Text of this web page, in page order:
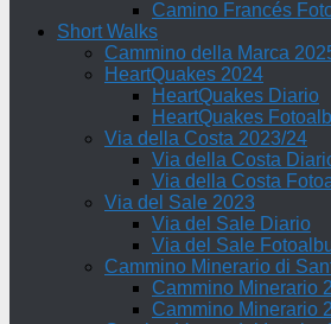
Camino Francés
Short Walks
Cammino della Marca
HeartQuakes 2024
HeartQuakes Diario
HeartQuakes
Via della Costa 2023/24
Via della Costa
Via della Costa
Via del Sale 2023
Via del Sale Diario
Via del Sale
Cammino Minerario di
Cammino Minerario
Cammino Minerario